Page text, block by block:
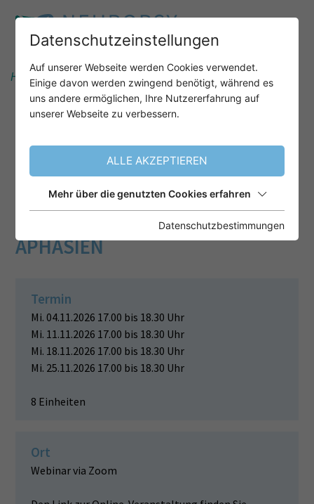
Home Unser Angebot After-Work-Webinare
DEMENZ UND
SPRACHSTÖRUNGEN UNTER
BESONDERER
BERÜCKSICHTIGUNG VON
PRIMÄR PROGRESSIVEN
APHASIEN
Termin
Mi. 04.11.2026 17.00 bis 18.30 Uhr
Mi. 11.11.2026 17.00 bis 18.30 Uhr
Mi. 18.11.2026 17.00 bis 18.30 Uhr
Mi. 25.11.2026 17.00 bis 18.30 Uhr
8 Einheiten
Ort
Webinar via Zoom
Datenschutzeinstellungen
Auf unserer Webseite werden Cookies verwendet.
Einige davon werden zwingend benötigt, während es
uns andere ermöglichen, Ihre Nutzererfahrung auf
unserer Webseite zu verbessern.
ALLE AKZEPTIEREN
Mehr über die genutzten Cookies erfahren
Datenschutzbestimmungen